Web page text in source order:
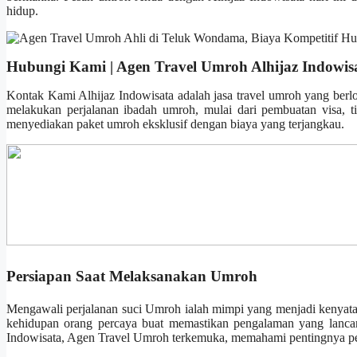
hidup.
Hubungi Kami | Agen Travel Umroh Alhijaz
Kontak Kami Alhijaz Indowisata adalah jasa travel umroh yang
melakukan perjalanan ibadah umroh, mulai dari pembuatan
menyediakan paket umroh eksklusif dengan biaya yang terjangkau.
Persiapan Saat Melaksanakan Umroh
Mengawali perjalanan suci Umroh ialah mimpi yang menjadi
kehidupan orang percaya buat memastikan pengalaman yang
Indowisata, Agen Travel Umroh terkemuka, memahami pentingnya